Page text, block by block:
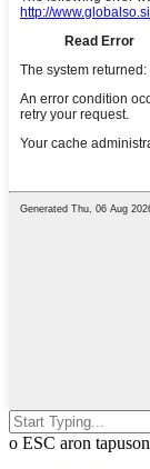
o ESC aron tapuson